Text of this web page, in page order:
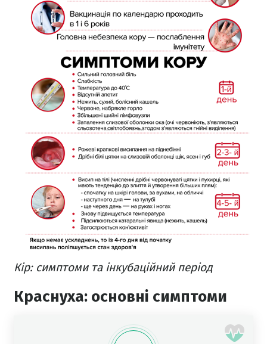
Кір: симптоми та інкубаційний період
Краснуха: основні симптоми